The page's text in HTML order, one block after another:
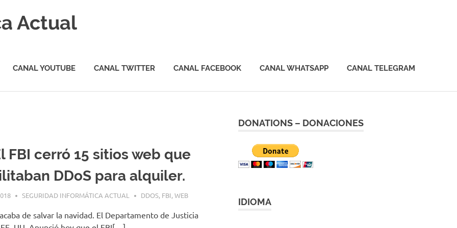
Actual
CANAL YOUTUBE CANAL TWITTER CANAL FACEBOOK CANAL WHATSAPP CANAL TELEGRAM
FBI cerró 15 sitios web que
DDoS para alquiler.
SEGURIDAD INFORMÁTICA ACTUAL DDOS, FBI,WEB
de salvar la navidad. El Departamento de Justicia
DONATIONS – DONACIONES
IDIOMA